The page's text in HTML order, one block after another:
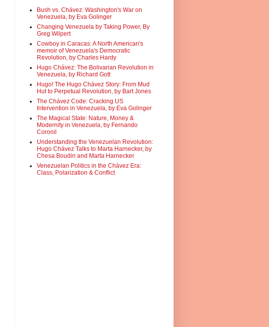
Bush vs. Chávez: Washington's War on
Venezuela, by Eva Golinger
Changing Venezuela by Taking Power, By
Greg Wilpert
Cowboy in Caracas: A North American's
memoir of Venezuela's Democratic
Revolution, by Charles Hardy
Hugo Chávez: The Bolivarian Revolution in
Venezuela, by Richard Gott
Hugo! The Hugo Chávez Story: From Mud
Hut to Perpetual Revolution, by Bart Jones
The Chávez Code: Cracking US
Intervention in Venezuela, by Eva Golinger
The Magical State: Nature, Money &
Modernity in Venezuela, by Fernando
Coronil
Understanding the Venezuelan Revolution:
Hugo Chávez Talks to Marta Harnecker, by
Chesa Boudin and Marta Harnecker
Venezuelan Politics in the Chávez Era:
Class, Polarization & Conflict